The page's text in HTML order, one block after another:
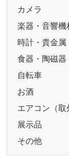
カメラ
楽器・音響機
時計・貴金属
食器・陶磁器
自転車
お酒
エアコン（取
展示品
その他